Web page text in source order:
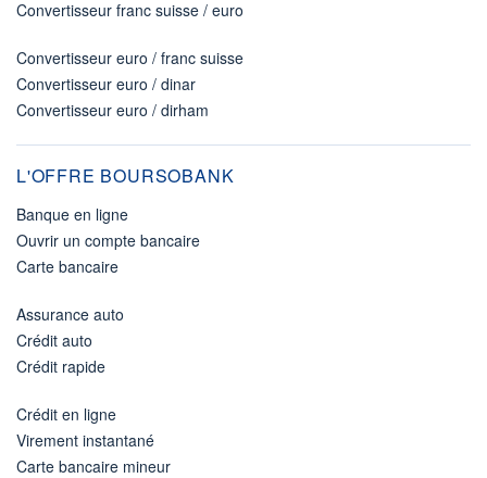
Convertisseur franc suisse / euro
Convertisseur euro / franc suisse
Convertisseur euro / dinar
Convertisseur euro / dirham
L'OFFRE BOURSOBANK
Banque en ligne
Ouvrir un compte bancaire
Carte bancaire
Assurance auto
Crédit auto
Crédit rapide
Crédit en ligne
Virement instantané
Carte bancaire mineur